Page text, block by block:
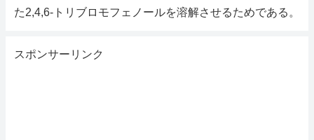
た2,4,6-トリブロモフェノールを溶解させるためである。
スポンサーリンク